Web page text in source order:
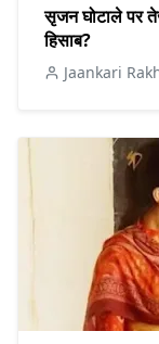
सृजन घोटाले पर
हिसाब?
Jaankari